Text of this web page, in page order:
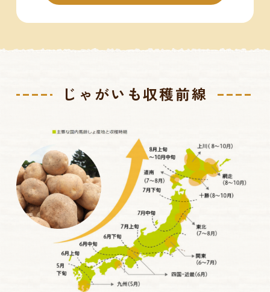
じゃがいも収穫前線